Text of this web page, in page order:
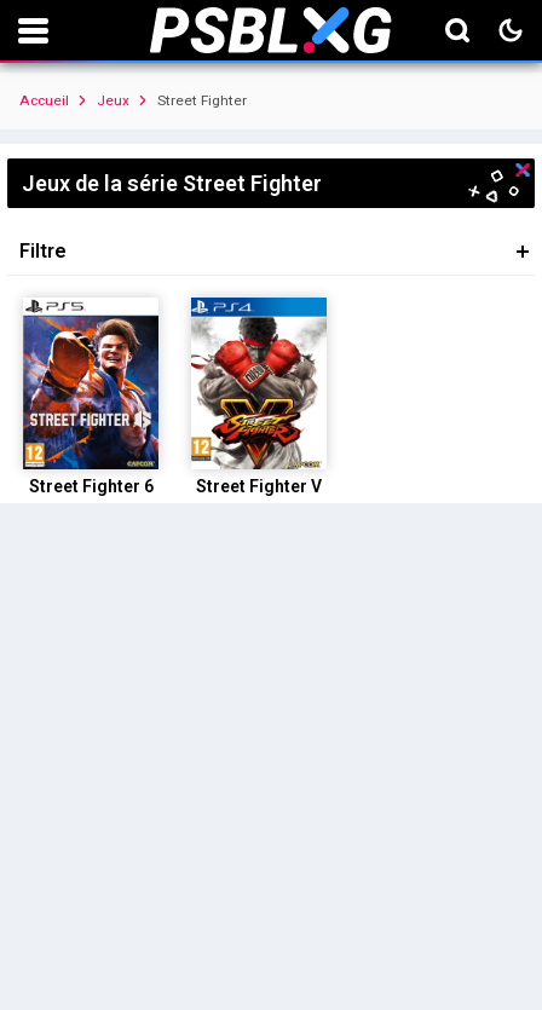
Accueil Jeux Street Fighter
Jeux de la série Street Fighter
Filtre
Street Fighter 6 Street Fighter V